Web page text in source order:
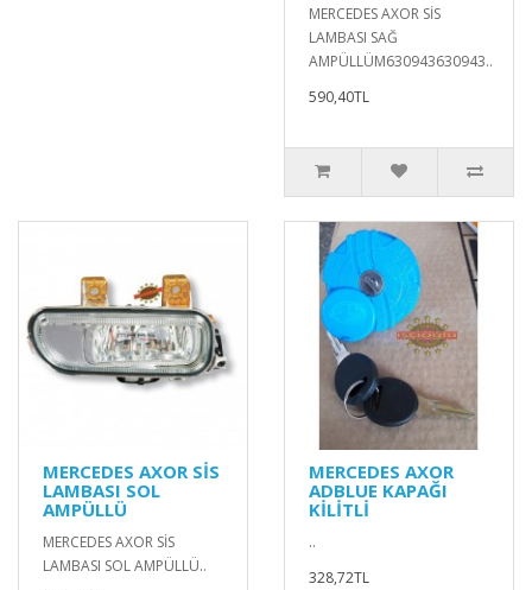
MERCEDES AXOR SİS
LAMBASI SAĞ
AMPÜLLÜM630943630943..
590,40TL
MERCEDES AXOR SİS
LAMBASI SOL
AMPÜLLÜ
MERCEDES AXOR SİS
LAMBASI SOL AMPÜLLÜ..
MERCEDES AXOR
ADBLUE KAPAĞI
KİLİTLİ
..
328,72TL